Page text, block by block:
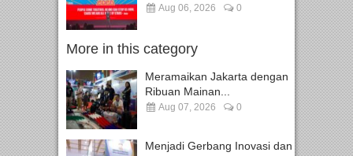
Aug 06, 2026 0
More in this category
Meramaikan Jakarta dengan
Ribuan Mainan...
Aug 07, 2026 0
Menjadi Gerbang Inovasi dan